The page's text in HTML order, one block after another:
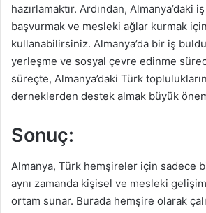
hazırlamaktır. Ardından, Almanya’daki
başvurmak ve mesleki ağlar kurmak
kullanabilirsiniz. Almanya’da bir iş
yerleşme ve sosyal çevre edinme
süreçte, Almanya’daki Türk
derneklerden destek almak büyük
Sonuç:
Almanya, Türk hemşireler için sadece
aynı zamanda kişisel ve mesleki
ortam sunar. Burada hemşire olarak